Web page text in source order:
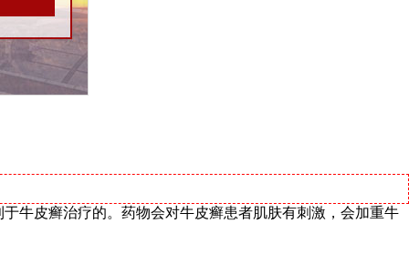
牛皮癣治疗的。药物会对牛皮癣患者肌肤有刺激，会加重牛